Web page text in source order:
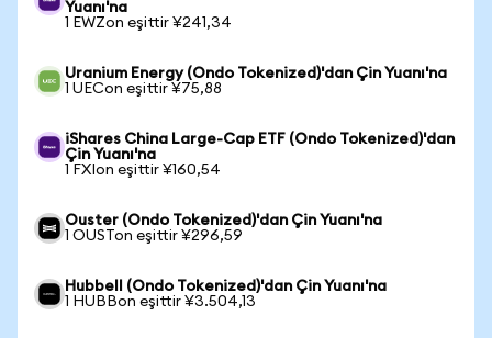
Yuanı'na
1 EWZon eşittir ¥241,34
Uranium Energy (Ondo Tokenized)'dan Çin Yuanı'na
1 UECon eşittir ¥75,88
iShares China Large-Cap ETF (Ondo Tokenized)'dan
Çin Yuanı'na
1 FXIon eşittir ¥160,54
Ouster (Ondo Tokenized)'dan Çin Yuanı'na
1 OUSTon eşittir ¥296,59
Hubbell (Ondo Tokenized)'dan Çin Yuanı'na
1 HUBBon eşittir ¥3.504,13